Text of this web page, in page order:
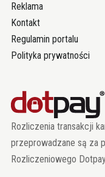
Reklama
Kontakt
Regulamin portalu
Polityka prywatności
Rozliczenia transakcji
przeprowadzane są za
Rozliczeniowego